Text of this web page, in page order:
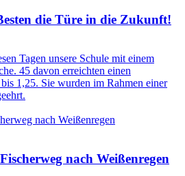
die Türe in die Zukunft!
Tagen unsere Schule mit einem
45 davon erreichten einen
1,25. Sie wurden im Rahmen einer
nach Weißenregen